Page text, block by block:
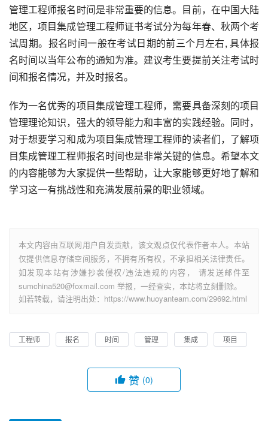
管理工程师报名时间是非常重要的信息。目前，在中国大陆
地区，项目集成管理工程师证书考试分为每年春、秋两个考
试周期。报名时间一般在考试日期的前三个月左右, 具体报
名时间以当年公布的通知为准。建议考生要提前关注考试时
间和报名情况，并及时报名。
作为一名优秀的项目集成管理工程师，需要具备深刻的项目
管理理论知识，强大的领导能力和丰富的实践经验。同时，
对于想要学习和成为项目集成管理工程师的读者们，了解项
目集成管理工程师报名时间也是非常关键的信息。希望本文
的内容能够为大家提供一些帮助，让大家能够更好地了解和
学习这一有挑战性和充满发展前景的职业领域。
本文内容由互联网用户自发贡献，该文观点仅代表作者本人。本站
仅提供信息存储空间服务，不拥有所有权，不承担相关法律责任。
如发现本站有涉嫌抄袭侵权/违法违规的内容， 请发送邮件至
sumchina520@foxmail.com 举报，一经查实，本站将立刻删除。
如若转载，请注明出处：https://www.huoyanteam.com/29692.html
工程师 报名 时间 管理 集成 项目
赞 (0)